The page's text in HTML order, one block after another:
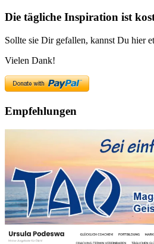
Die tägliche Inspiration ist
Sollte sie Dir gefallen, kannst Du hier
Vielen Dank!
Empfehlungen